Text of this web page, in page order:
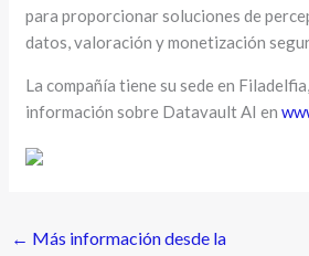
para proporcionar soluciones de
datos, valoración y monetización
La compañía tiene su sede en
información sobre Datavault AI en
← Más información desde la